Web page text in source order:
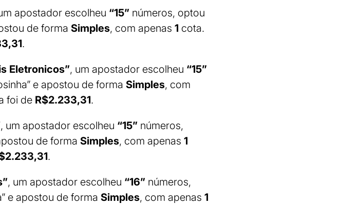
apostador escolheu “15” números, optou
de forma Simples, com apenas 1 cota.
.
Eletronicos”, um apostador escolheu “15”
e apostou de forma Simples, com
foi de R$2.233,31.
, um apostador escolheu “15” números,
de forma Simples, com apenas 1
.
, um apostador escolheu “16” números,
e apostou de forma Simples, com apenas 1